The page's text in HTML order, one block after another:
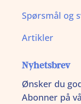
Spørsmål og
Artikler
Nyhetsbrev
Ønsker du
Abonner på